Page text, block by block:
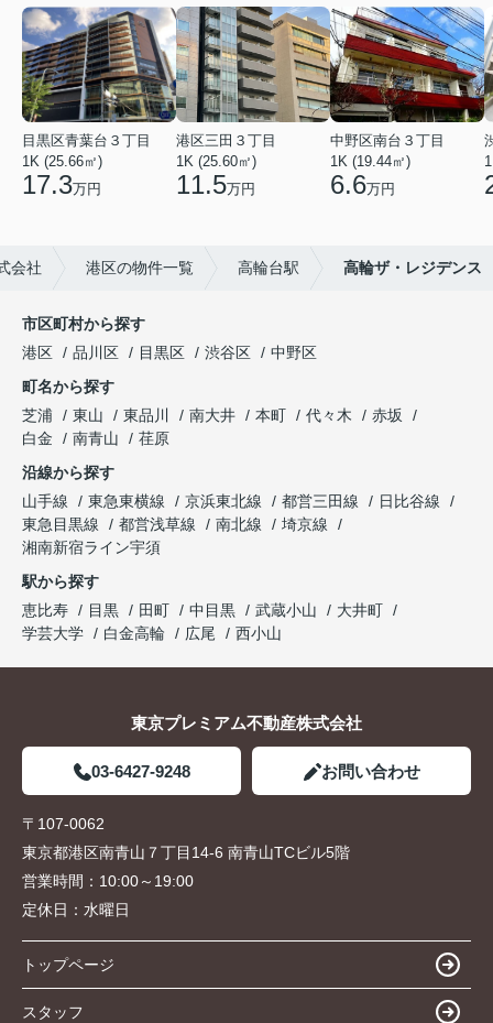
目黒区青葉台３丁目
1K (25.66㎡)
17.3万円
港区三田３丁目
1K (25.60㎡)
11.5万円
中野区南台３丁目
1K (19.44㎡)
6.6万円
会社 港区の物件一覧 高輪台駅 高輪ザ・レジデンス
市区町村から探す
港区
品川区 目黒区 渋谷区
中野区
町名から探す
芝浦
東山 東品川 南大井 本町 代々木
赤坂
白金
南青山
荏原
沿線から探す
山手線
東急東横線 京浜東北線 都営三田線
日比谷線
東急目黒線
都営浅草線 南北線
埼京線
湘南新宿ライン宇須
駅から探す
恵比寿
目黒 田町 中目黒 武蔵小山
大井町
学芸大学
白金高輪 広尾 西小山
東京プレミアム不動産株式会社
03-6427-9248 お問い合わせ
〒107-0062
東京都港区南青山７丁目14-6 南青山TCビル5階
営業時間： 10:00～19:00
定休日： 水曜日
トップページ
スタッフ